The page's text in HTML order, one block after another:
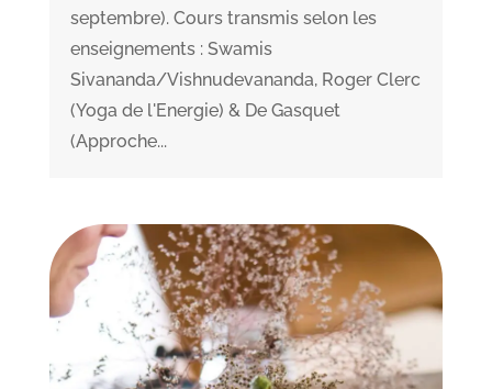
septembre). Cours transmis selon les
enseignements : Swamis
Sivananda/Vishnudevananda, Roger Clerc
(Yoga de l'Energie) & De Gasquet
(Approche...